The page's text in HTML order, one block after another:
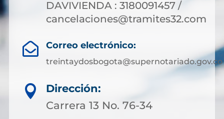
DAVIVIENDA : 3180091457 /
cancelaciones@tramites32.com
 Correo electrónico:
treintaydosbogota@supernotariado.gov.co

Dirección:
Carrera 13 No. 76-34